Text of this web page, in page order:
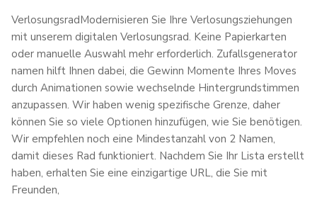
VerlosungsradModernisieren Sie Ihre Verlosungsziehungen
mit unserem digitalen Verlosungsrad. Keine Papierkarten
oder manuelle Auswahl mehr erforderlich. Zufallsgenerator
namen hilft Ihnen dabei, die Gewinn Momente Ihres Moves
durch Animationen sowie wechselnde Hintergrundstimmen
anzupassen. Wir haben wenig spezifische Grenze, daher
können Sie so viele Optionen hinzufügen, wie Sie benötigen.
Wir empfehlen noch eine Mindestanzahl von 2 Namen,
damit dieses Rad funktioniert. Nachdem Sie Ihr Lista erstellt
haben, erhalten Sie eine einzigartige URL, die Sie mit
Freunden,